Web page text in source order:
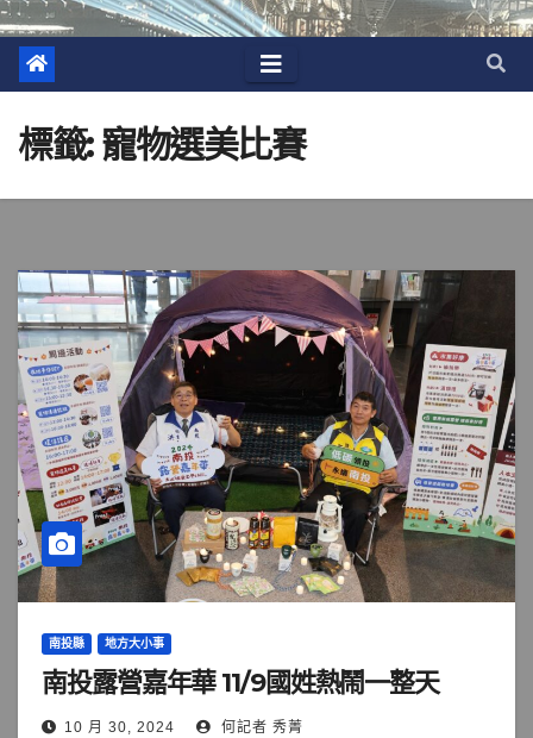
標籤:寵物選美比賽
南投縣 地方大小事
南投露營嘉年華 11/9國姓熱鬧一整天
10 月 30, 2024 何記者 秀菁